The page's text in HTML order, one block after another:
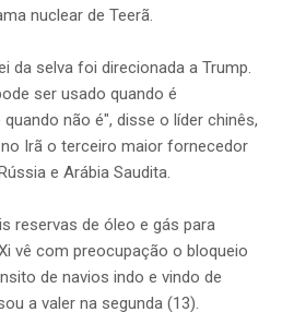
nuclear de Teerã.
da selva foi direcionada a Trump.
ser usado quando é
não é", disse o líder chinês,
Irã o terceiro maior fornecedor
e Arábia Saudita.
reservas de óleo e gás para
vê com preocupação o bloqueio
de navios indo e vindo de
a valer na segunda (13).